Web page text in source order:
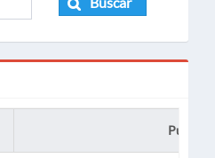
Puesto